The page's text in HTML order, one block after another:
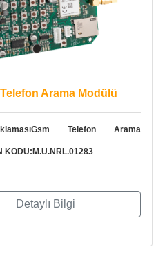
Arama Modülü
Telefon Arama
KODU:M.U.NRL.01283
Detaylı Bilgi